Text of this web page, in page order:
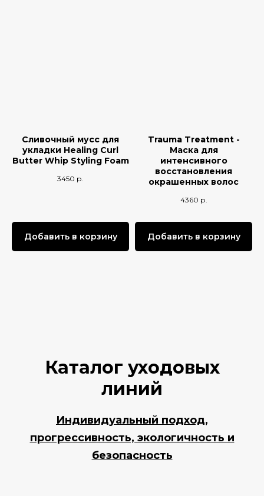
Сливочный мусс для
укладки Healing Curl
Butter Whip Styling Foam
3450 р.
Добавить в корзину
Trauma Treatment -
Маска для
интенсивного
восстановления
окрашенных волос
4360 р.
Добавить в корзину
Каталог уходовых
линий
Индивидуальный подход,
прогрессивность, экологичность и
безопасность